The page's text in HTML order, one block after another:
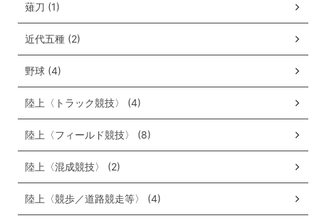
薙刀 (1)
近代五種 (2)
野球 (4)
陸上〈トラック競技〉 (4)
陸上〈フィールド競技〉 (8)
陸上〈混成競技〉 (2)
陸上〈競歩／道路競走等〉 (4)